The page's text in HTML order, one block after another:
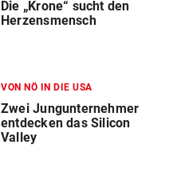
Die „Krone“ sucht den
Herzensmensch
VON NÖ IN DIE USA
Zwei Jungunternehmer
entdecken das Silicon
Valley